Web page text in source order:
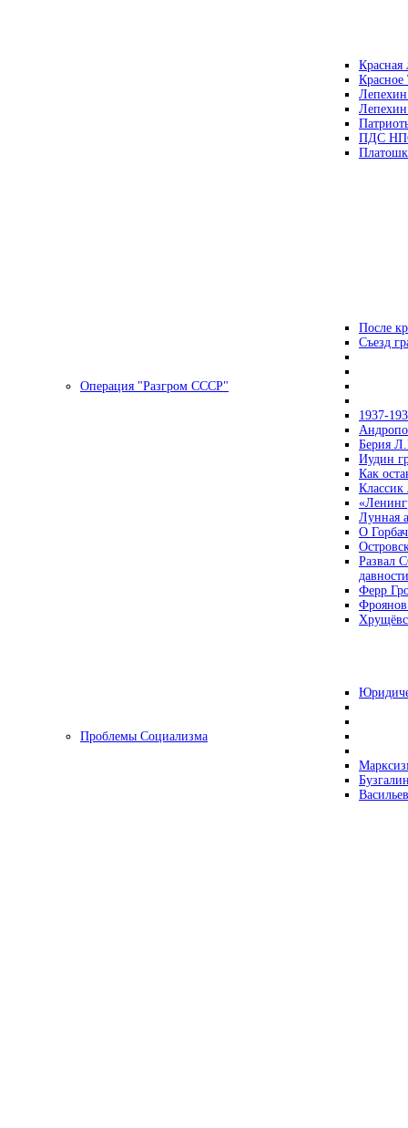
Красная
ПДС
После
Съезд
Операция "Разгром СССР"
1937-
Берия
Иудин
Как
Лунная
О
Развал
давности
Ферр
Проблемы Социализма